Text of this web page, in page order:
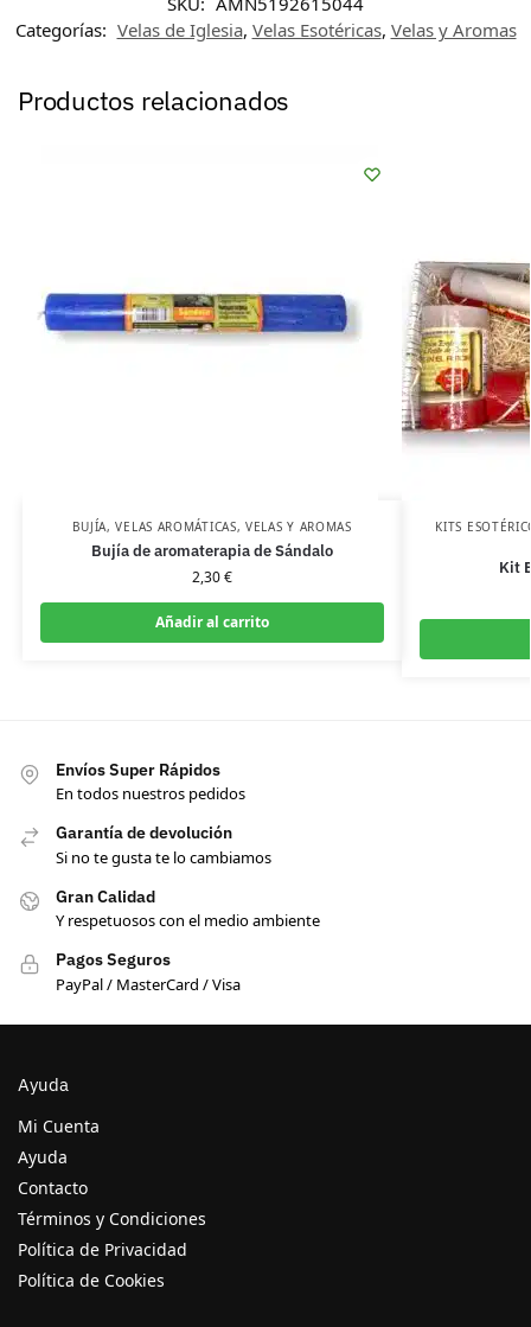
Categorías: Velas de Iglesia, Velas Esotéricas, Velas y Aromas
Productos relacionados
BUJÍA,VELAS AROMÁTICAS,VELAS Y AROMAS
Bujía de aromaterapia de Sándalo
2,30€
Añadir al carrito
KITS
Kit
Envíos Super Rápidos
En todos nuestros pedidos
Garantía de devolución
Si no te gusta te lo cambiamos
Gran Calidad
Y respetuosos con el medio ambiente
Pagos Seguros
PayPal / MasterCard / Visa
Ayuda
Mi Cuenta
Ayuda
Contacto
Términos y Condiciones
Política de Privacidad
Política de Cookies